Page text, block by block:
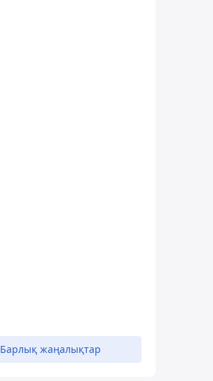
Барлық жаңалықтар